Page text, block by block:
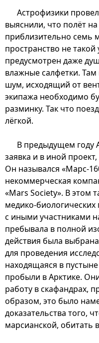
Астрофизики
выяснили, что полёт
приблизительно семь
пространство не
предусмотрен даже
влажные салфетки.
шум, исходящий от
экипажа необходимо
разминку. Так что
лёгкой.
В предыдущем году
заявка и в иной
Он назывался «Марс-
некоммерческая
«Mars Society». В этом
медико-
с иными участниками
пребывала в полной
действия была
для проведения
находящаяся в
пробыли в Арктике.
работу в скафандрах,
образом, это было
доказательства того,
марсианской, обитать